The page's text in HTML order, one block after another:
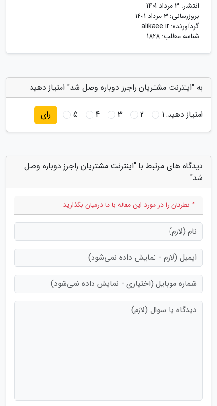
انتشار: 3 مرداد 1401
بروزرسانی: 3 مرداد 1401
گردآورنده: alikaee.ir
شناسه مطلب: 1828
به "اینترنت مشتریان راجرز دوباره وصل شد" امتیاز دهید
امتیاز دهید:1
2
3
4
5 رای
دیدگاه های مرتبط با "اینترنت مشتریان راجرز دوباره وصل
شد"
* نظرتان را در مورد این مقاله با ما درمیان بگذارید